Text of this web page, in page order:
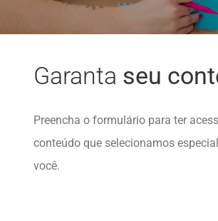
Garanta seu
Preencha o formulário para ter
conteúdo que selecionamos
você.